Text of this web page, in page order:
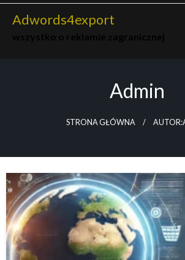
Skip
Adwords4export
Admin
STRONA GŁÓWNA